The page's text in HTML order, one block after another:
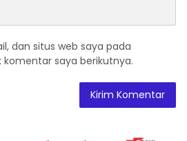
dan situs web saya pada
saya berikutnya.